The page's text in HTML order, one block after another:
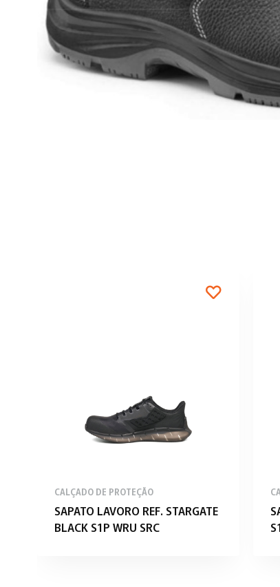
CALÇADO DE PROTEÇÃO
SAPATO LAVORO REF. STARGATE
BLACK S1P WRU SRC